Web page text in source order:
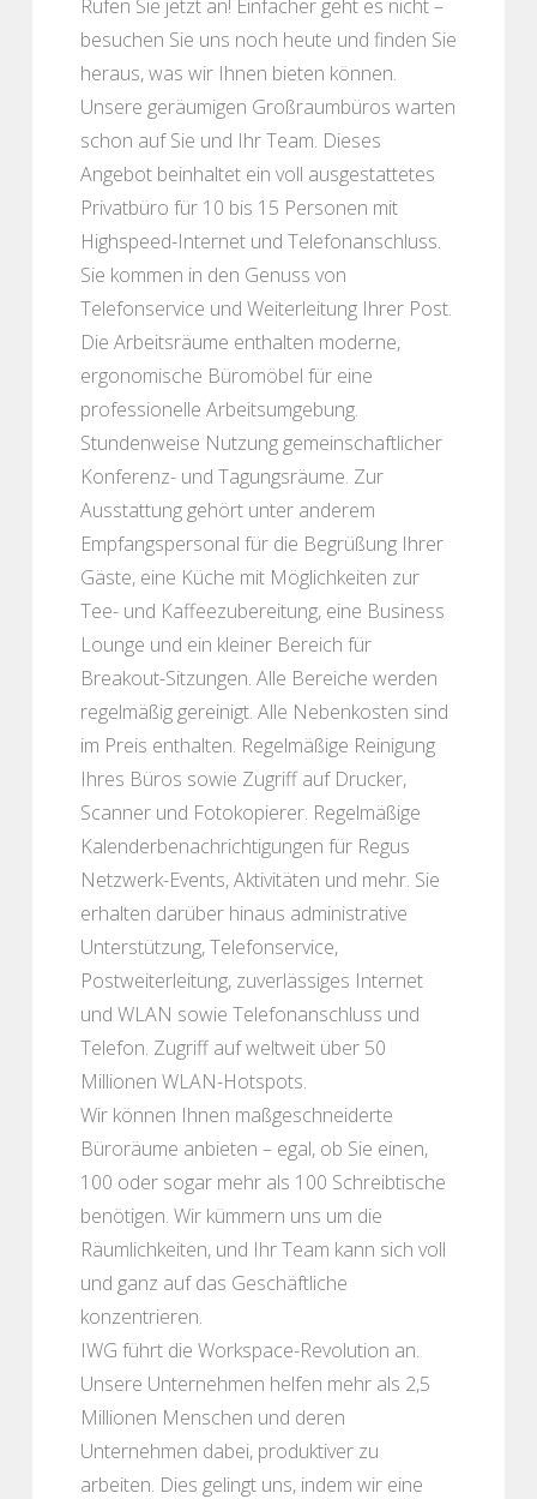
Rufen Sie jetzt an! Einfacher geht es nicht –
besuchen Sie uns noch heute und finden Sie
heraus, was wir Ihnen bieten können.
Unsere geräumigen Großraumbüros warten
schon auf Sie und Ihr Team. Dieses
Angebot beinhaltet ein voll ausgestattetes
Privatbüro für 10 bis 15 Personen mit
Highspeed-Internet und Telefonanschluss.
Sie kommen in den Genuss von
Telefonservice und Weiterleitung Ihrer Post.
Die Arbeitsräume enthalten moderne,
ergonomische Büromöbel für eine
professionelle Arbeitsumgebung.
Stundenweise Nutzung gemeinschaftlicher
Konferenz- und Tagungsräume. Zur
Ausstattung gehört unter anderem
Empfangspersonal für die Begrüßung Ihrer
Gäste, eine Küche mit Möglichkeiten zur
Tee- und Kaffeezubereitung, eine Business
Lounge und ein kleiner Bereich für
Breakout-Sitzungen. Alle Bereiche werden
regelmäßig gereinigt. Alle Nebenkosten sind
im Preis enthalten. Regelmäßige Reinigung
Ihres Büros sowie Zugriff auf Drucker,
Scanner und Fotokopierer. Regelmäßige
Kalenderbenachrichtigungen für Regus
Netzwerk-Events, Aktivitäten und mehr. Sie
erhalten darüber hinaus administrative
Unterstützung, Telefonservice,
Postweiterleitung, zuverlässiges Internet
und WLAN sowie Telefonanschluss und
Telefon. Zugriff auf weltweit über 50
Millionen WLAN-Hotspots.
Wir können Ihnen maßgeschneiderte
Büroräume anbieten – egal, ob Sie einen,
100 oder sogar mehr als 100 Schreibtische
benötigen. Wir kümmern uns um die
Räumlichkeiten, und Ihr Team kann sich voll
und ganz auf das Geschäftliche
konzentrieren.
IWG führt die Workspace-Revolution an.
Unsere Unternehmen helfen mehr als 2,5
Millionen Menschen und deren
Unternehmen dabei, produktiver zu
arbeiten. Dies gelingt uns, indem wir eine